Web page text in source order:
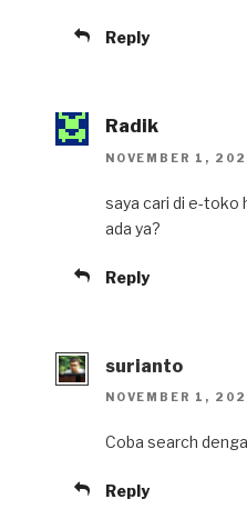
Reply
Radik
NOVEMBER 1,
saya cari di e-toko
ada ya?
Reply
surianto
NOVEMBER 1,
Coba search
Reply